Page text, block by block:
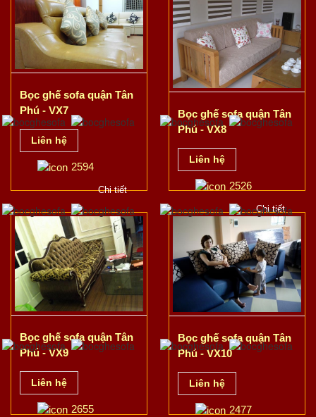
Bọc ghế sofa quận Tân
Phú - VX7
Liên hệ
2594
Chi tiết
Bọc ghế sofa quận Tân
Phú - VX8
Liên hệ
2526
Chi tiết
Bọc ghế sofa quận Tân
Phú - VX9
Liên hệ
2655
Bọc ghế sofa quận Tân
Phú - VX10
Liên hệ
2477